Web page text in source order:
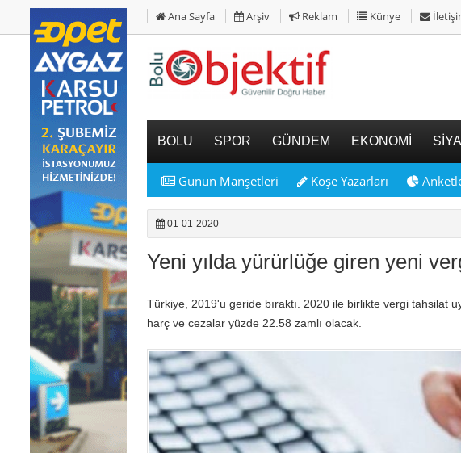
Ana Sayfa Arşiv Reklam Künye
BOLU SPOR GÜNDEM EKONOMİ
Günün Manşetleri Köşe Yazarları
01-01-2020
Yeni yılda yürürlüğe giren yeni
Türkiye, 2019'u geride bıraktı. 2020 ile birlikte vergi tahsilat
harç ve cezalar yüzde 22.58 zamlı olacak.